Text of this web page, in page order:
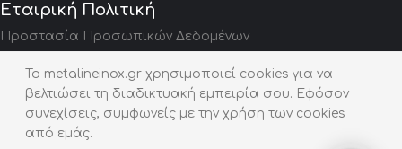
Εταιρική Πολιτική
Προστασία Προσωπικών Δεδομένων
To metalineinox.gr χρησιμοποιεί cookies για να
βελτιώσει τη διαδικτυακή εμπειρία σου. Εφόσον
συνεχίσεις, συμφωνείς με την χρήση των cookies
από εμάς.